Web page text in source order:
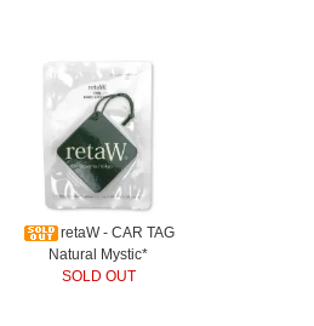
retaW - CAR TAG
Natural Mystic*
SOLD OUT